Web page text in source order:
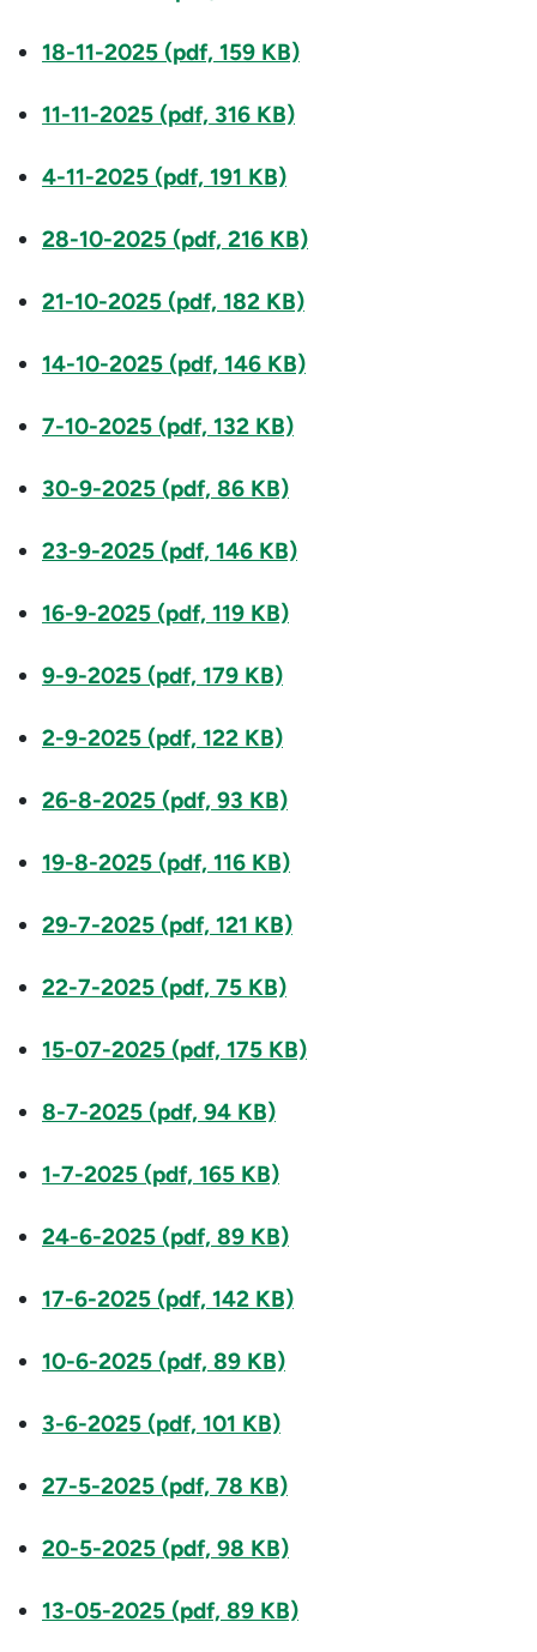
18-11-2025 (pdf, 159 KB)
11-11-2025 (pdf, 316 KB)
4-11-2025 (pdf, 191 KB)
28-10-2025 (pdf, 216 KB)
21-10-2025 (pdf, 182 KB)
14-10-2025 (pdf, 146 KB)
7-10-2025 (pdf, 132 KB)
30-9-2025 (pdf, 86 KB)
23-9-2025 (pdf, 146 KB)
16-9-2025 (pdf, 119 KB)
9-9-2025 (pdf, 179 KB)
2-9-2025 (pdf, 122 KB)
26-8-2025 (pdf, 93 KB)
19-8-2025 (pdf, 116 KB)
29-7-2025 (pdf, 121 KB)
22-7-2025 (pdf, 75 KB)
15-07-2025 (pdf, 175 KB)
8-7-2025 (pdf, 94 KB)
1-7-2025 (pdf, 165 KB)
24-6-2025 (pdf, 89 KB)
17-6-2025 (pdf, 142 KB)
10-6-2025 (pdf, 89 KB)
3-6-2025 (pdf, 101 KB)
27-5-2025 (pdf, 78 KB)
20-5-2025 (pdf, 98 KB)
13-05-2025 (pdf, 89 KB)